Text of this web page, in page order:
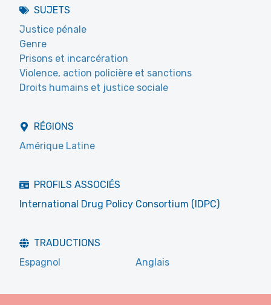
SUJETS
Justice pénale
Genre
Prisons et incarcération
Violence, action policière et sanctions
Droits humains et justice sociale
RÉGIONS
Amérique Latine
PROFILS ASSOCIÉS
International Drug Policy Consortium (IDPC)
TRADUCTIONS
Espagnol
Anglais